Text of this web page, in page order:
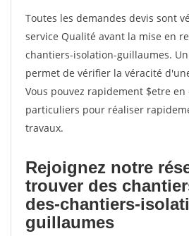
Toutes les demandes devis sont
service Qualité avant la mise en
chantiers-isolation-guillaumes.
permet de vérifier la véracité
Vous pouvez rapidement $etre en
particuliers pour réaliser
travaux.
Rejoignez notre
trouver des
des-chantiers-
guillaumes